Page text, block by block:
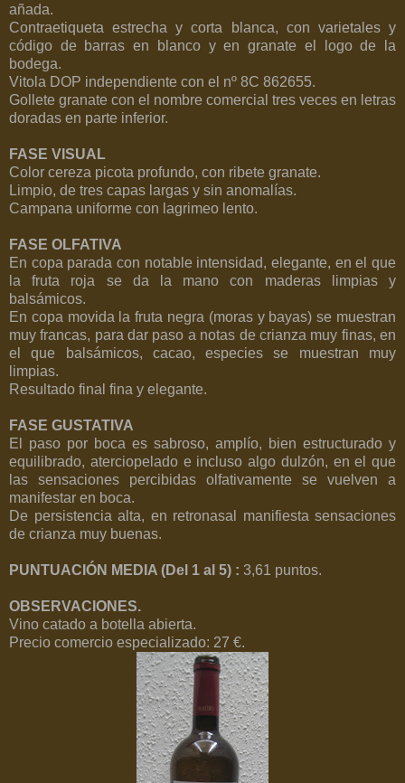
añada.
Contraetiqueta estrecha y corta blanca, con varietales y
código de barras en blanco y en granate el logo de la
bodega.
Vitola DOP independiente con el nº 8C 862655.
Gollete granate con el nombre comercial tres veces en letras
doradas en parte inferior.
FASE VISUAL
Color cereza picota profundo, con ribete granate.
Limpio, de tres capas largas y sin anomalías.
Campana uniforme con lagrimeo lento.
FASE OLFATIVA
En copa parada con notable intensidad, elegante, en el que
la fruta roja se da la mano con maderas limpias y
balsámicos.
En copa movida la fruta negra (moras y bayas) se muestran
muy francas, para dar paso a notas de crianza muy finas, en
el que balsámicos, cacao, especies se muestran muy
limpias.
Resultado final fina y elegante.
FASE GUSTATIVA
El paso por boca es sabroso, amplío, bien estructurado y
equilibrado, aterciopelado e incluso algo dulzón, en el que
las sensaciones percibidas olfativamente se vuelven a
manifestar en boca.
De persistencia alta, en retronasal manifiesta sensaciones
de crianza muy buenas.
PUNTUACIÓN MEDIA (Del 1 al 5) : 3,61 puntos.
OBSERVACIONES.
Vino catado a botella abierta.
Precio comercio especializado: 27 €.